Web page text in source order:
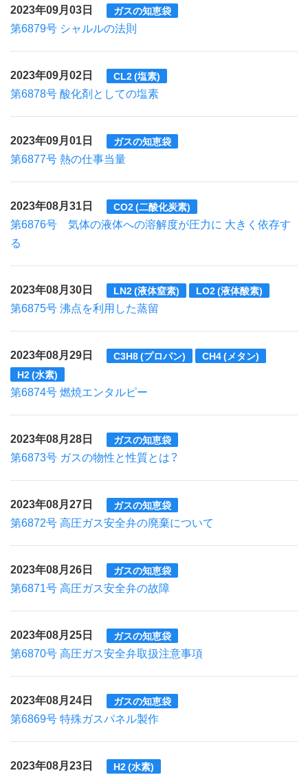
2023年09月03日 ガスの知恵袋
第6879号 シャルルの法則
2023年09月02日 CL2 (塩素)
第6878号 酸化剤としての塩素
2023年09月01日 ガスの知恵袋
第6877号 熱の仕事当量
2023年08月31日 CO2 (二酸化炭素)
第6876号 気体の液体への溶解度が圧力に 大きく依存す
る
2023年08月30日 LN2 (液体窒素) LO2 (液体酸素)
第6875号 沸点を利用した蒸留
2023年08月29日 C3H8 (プロパン)
CH4 (メタン)
H2 (水素)
第6874号 燃焼エンタルピー
2023年08月28日 ガスの知恵袋
第6873号 ガスの物性と性質とは？
2023年08月27日 ガスの知恵袋
第6872号 高圧ガス安全弁の廃棄について
2023年08月26日 ガスの知恵袋
第6871号 高圧ガス安全弁の故障
2023年08月25日 ガスの知恵袋
第6870号 高圧ガス安全弁取扱注意事項
2023年08月24日 ガスの知恵袋
第6869号 特殊ガスパネル製作
2023年08月23日 H2 (水素)